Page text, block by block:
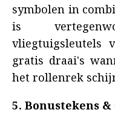
symbolen in
is
vliegtuigsleutels
gratis draai's
het rollenrek
5. Bonustekens